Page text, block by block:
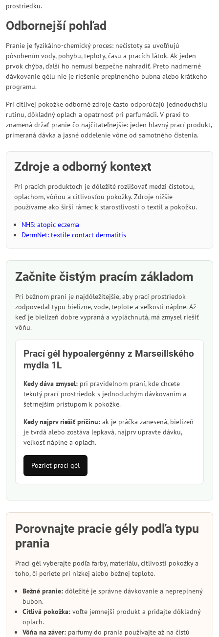
prostriedku.
Odbornejší pohľad
Pranie je fyzikálno-chemický proces: nečistoty sa uvoľňujú
pôsobením vody, pohybu, teploty, času a pracích látok. Ak jeden
prvok chýba, ďalší ho nemusí bezpečne nahradiť. Preto nadmerné
dávkovanie gélu nie je riešenie preplneného bubna alebo krátkeho
programu.
Pri citlivej pokožke odborné zdroje často odporúčajú jednoduchšiu
rutinu, dôkladný oplach a opatrnosť pri parfumácii. V praxi to
znamená držať pranie čo najčitateľnejšie: jeden hlavný prací produkt,
primeraná dávka a jasné oddelenie vône od samotného čistenia.
Zdroje a odborný kontext
Pri pracích produktoch je dôležité rozlišovať medzi čistotou,
oplachom, vôňou a citlivosťou pokožky. Zdroje nižšie
používame ako širší rámec k starostlivosti o textil a pokožku.
NHS: atopic eczema
DermNet: textile contact dermatitis
Začnite čistým pracím základom
Pri bežnom praní je najdôležitejšie, aby prací prostriedok
zodpovedal typu bielizne, vode, teplote a veľkosti náplne. Až
keď je bielizeň dobre vypraná a vypláchnutá, má zmysel riešiť
vôňu.
Prací gél hypoalergénny z Marseillského
mydla 1L
Kedy dáva zmysel: pri pravidelnom praní, kde chcete
tekutý prací prostriedok s jednoduchým dávkovaním a
šetrnejším prístupom k pokožke.
Kedy najprv riešiť príčinu: ak je práčka zanesená, bielizeň
je tvrdá alebo zostáva lepkavá, najprv upravte dávku,
veľkosť náplne a oplach.
Pozrieť prací gél
Porovnajte pracie gély podľa typu
prania
Prací gél vyberajte podľa farby, materiálu, citlivosti pokožky a
toho, či periete pri nízkej alebo bežnej teplote.
Bežné pranie: dôležité je správne dávkovanie a nepreplnený
bubon.
Citlivá pokožka: voľte jemnejší produkt a pridajte dôkladný
oplach.
Vôňa na záver: parfumy do prania používajte až na čistú